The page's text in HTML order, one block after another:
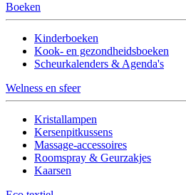
Boeken
Kinderboeken
Kook- en gezondheidsboeken
Scheurkalenders & Agenda's
Welness en sfeer
Kristallampen
Kersenpitkussens
Massage-accessoires
Roomspray & Geurzakjes
Kaarsen